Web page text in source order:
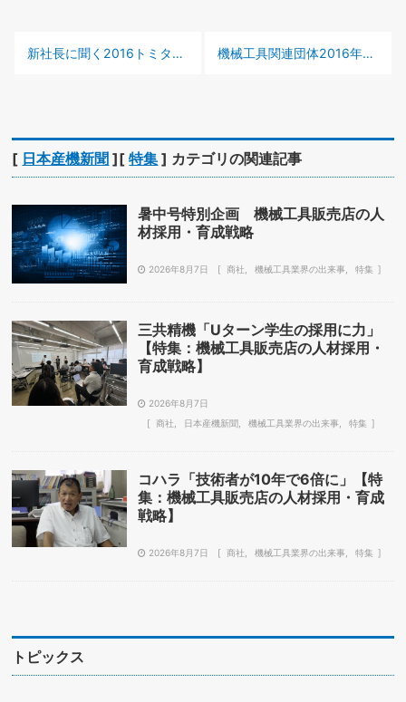
前の記事 :
新社長に聞く2016 トミタ産業 坂本 浩範社長 次の記事 :
機械工具関連団体2016年市場環境見通し
[ 日本産機新聞 ][特集 ] カテゴリの関連記事
暑中号特別企画 機械工具販売店の人
材採用・育成戦略
2026年8月7日 商社 機械工具業界の出来事 特集
三共精機「Uターン学生の採用に力」
【特集：機械工具販売店の人材採用・
育成戦略】
2026年8月7日
商社
日本産機新聞 機械工具業界の出来事 特集
コハラ「技術者が10年で6倍に」【特
集：機械工具販売店の人材採用・育成
戦略】
2026年8月7日 商社 機械工具業界の出来事 特集
トピックス